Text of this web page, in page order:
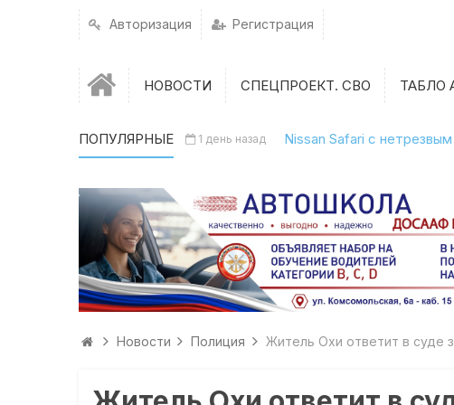
Авторизация Регистрация
НОВОСТИ СПЕЦПРОЕКТ. СВО ТАБЛО
ПОПУЛЯРНЫЕ 1 день назад Nissan Safari с
Новости Полиция Житель Охи ответит в суде